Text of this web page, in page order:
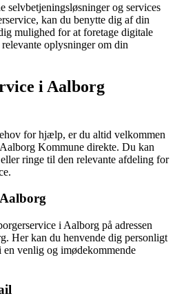
selvbetjeningsløsninger og services
kan du benytte dig af din
mulighed for at foretage digitale
oplysninger om din
i Aalborg
for hjælp, er du altid velkommen
Kommune direkte. Du kan
ringe til den relevante afdeling for
i Aalborg på adressen
Her kan du henvende dig personligt
venlig og imødekommende